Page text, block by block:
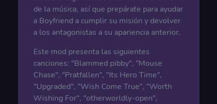
de la música, así que prepárate para ayudar
a Boyfriend a cumplir su misión y devolver
a los antagonistas a su apariencia anterior.
Este mod presenta las siguientes
canciones: "Blammed pibby", "Mouse
Chase", "Pratfallen", "Its Hero Time",
"Upgraded", "Wish Come True", "Worth
Wishing For", "otherworldly-open",